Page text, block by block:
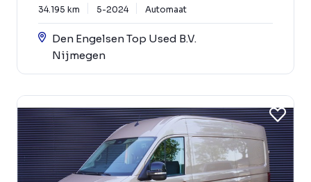
34.195 km 5-2024 Automaat
Den Engelsen Top Used B.V.
Nijmegen